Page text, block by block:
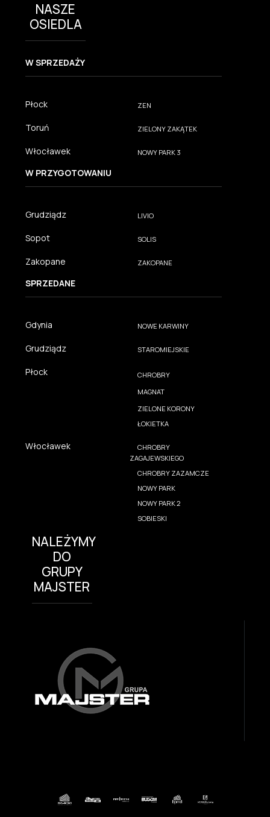
NASZE
OSIEDLA
W SPRZEDAŻY
Płock ZEN
Toruń ZIELONY ZAKĄTEK
Włocławek NOWY PARK 3
W PRZYGOTOWANIU
Grudziądz LIVIO
Sopot SOLIS
Zakopane ZAKOPANE
SPRZEDANE
Gdynia NOWE KARWINY
Grudziądz STAROMIEJSKIE
Płock
CHROBRY
MAGNAT
ZIELONE KORONY
ŁOKIETKA
Włocławek
CHROBRY
ZAGAJEWSKIEGO
CHROBRY ZAZAMCZE
NOWY PARK
NOWY PARK 2
SOBIESKI
NALEŻYMY
DO
GRUPY
MAJSTER